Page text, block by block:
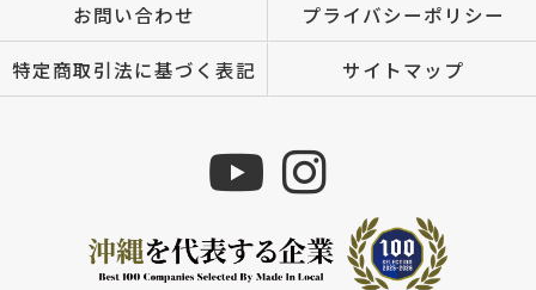
お問い合わせ プライバシーポリシー
特定商取引法に基づく表記 サイトマップ